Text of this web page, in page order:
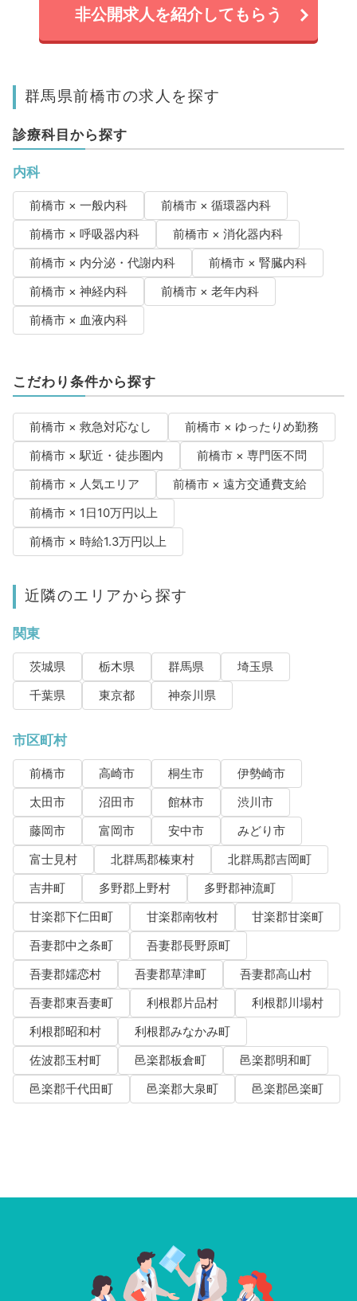
非公開求人を紹介してもらう
群馬県前橋市の求人を探す
診療科目から探す
内科
前橋市 × 一般内科
前橋市 × 循環器内科
前橋市 × 呼吸器内科
前橋市 × 消化器内科
前橋市 × 内分泌・代謝内科
前橋市 × 腎臓内科
前橋市 × 神経内科
前橋市 × 老年内科
前橋市 × 血液内科
こだわり条件から探す
前橋市 × 救急対応なし
前橋市 × ゆったりめ勤務
前橋市 × 駅近・徒歩圏内
前橋市 × 専門医不問
前橋市 × 人気エリア
前橋市 × 遠方交通費支給
前橋市 × 1日10万円以上
前橋市 × 時給1.3万円以上
近隣のエリアから探す
関東
茨城県 栃木県 群馬県
埼玉県
千葉県
東京都 神奈川県
市区町村
前橋市 高崎市 桐生市
伊勢崎市
太田市
沼田市 館林市
渋川市
藤岡市
富岡市 安中市
みどり市
富士見村
北群馬郡榛東村
北群馬郡吉岡町
吉井町
多野郡上野村
多野郡神流町
甘楽郡下仁田町
甘楽郡南牧村
甘楽郡甘楽町
吾妻郡中之条町
吾妻郡長野原町
吾妻郡嬬恋村
吾妻郡草津町
吾妻郡高山村
吾妻郡東吾妻町
利根郡片品村
利根郡川場村
利根郡昭和村
利根郡みなかみ町
佐波郡玉村町
邑楽郡板倉町
邑楽郡明和町
邑楽郡千代田町
邑楽郡大泉町 邑楽郡邑楽町